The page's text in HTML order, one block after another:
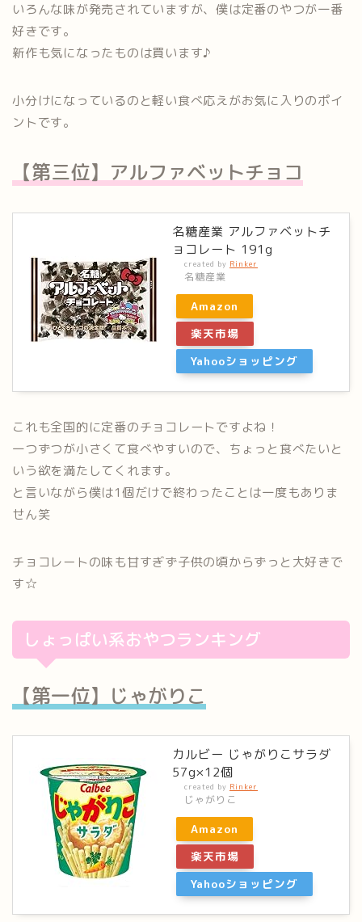
いろんな味が発売されていますが、僕は定番のやつが一番
好きです。
新作も気になったものは買います♪
小分けになっているのと軽い食べ応えがお気に入りのポイ
ントです。
【第三位】アルファベットチョコ
名糖産業 アルファベットチ
ョコレート 191g
created by Rinker
名糖産業
Amazon
楽天市場
Yahooショッピング
これも全国的に定番のチョコレートですよね！
一つずつが小さくて食べやすいので、ちょっと食べたいと
いう欲を満たしてくれます。
と言いながら僕は1個だけで終わったことは一度もありま
せん笑
チョコレートの味も甘すぎず子供の頃からずっと大好きで
す☆
しょっぱい系おやつランキング
【第一位】じゃがりこ
カルビー じゃがりこサラダ
57g×12個
created by Rinker
じゃがりこ
Amazon
楽天市場
Yahooショッピング